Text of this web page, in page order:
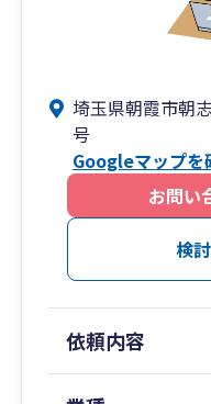
埼玉県朝霞市朝
号
Googleマップを
お問い
検
依頼内容